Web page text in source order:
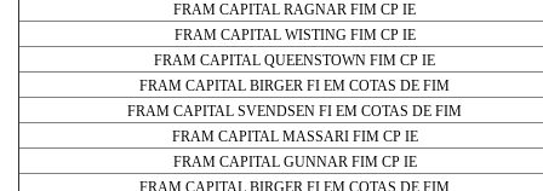
FRAM CAPITAL RAGNAR FIM CP IE
FRAM CAPITAL WISTING FIM CP IE
FRAM CAPITAL QUEENSTOWN FIM CP IE
FRAM CAPITAL BIRGER FI EM COTAS DE FIM
FRAM CAPITAL SVENDSEN FI EM COTAS DE FIM
FRAM CAPITAL MASSARI FIM CP IE
FRAM CAPITAL GUNNAR FIM CP IE
FRAM CAPITAL BIRGER FI EM COTAS DE FIM